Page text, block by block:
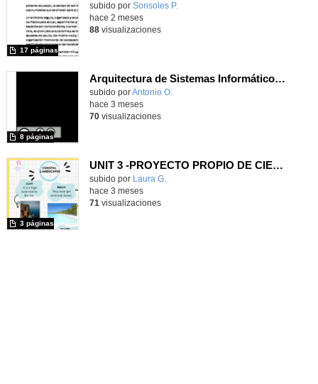
Contenido educativo.
subido por Sonsoles P.
17 páginas
hace 2 meses
88visualizaciones
Arquitectura de Sistemas Informáticos y Scripting de Control Maqueen
Contenido educativo.
subido porAntonio O.
8 páginas
hace 3 meses
70visualizaciones
UNIT 3 -PROYECTO PROPIO DE CIENCIAS 1ER CICLO- CEIP FGL
Contenido educativo.
subido por Laura G.
3 páginas
hace 3 meses
71 visualizaciones